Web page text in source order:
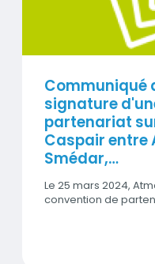
Communiqué
signature
partenariat
Caspair entre
Smédar,…
Le 25 mars 2024,
convention de